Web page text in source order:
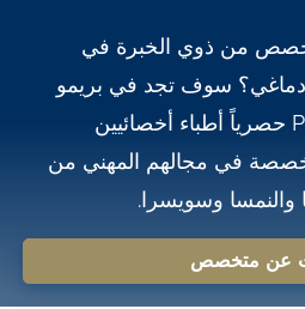
من ذوي الخبرة في
دماغي؟ سوف تجد في بريمو
ميديكو PRIMO MEDICO حصرياً أطباء أخصائيين
في مجالهم المهني من
والنمسا وسويسرا.
عن متخصص